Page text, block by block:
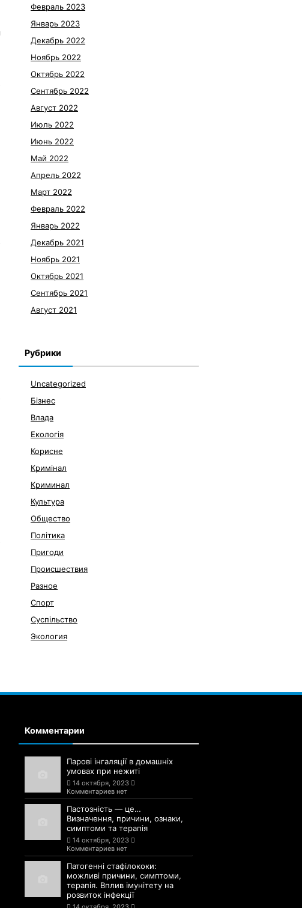
Февраль 2023
Январь 2023
Декабрь 2022
Ноябрь 2022
Октябрь 2022
Сентябрь 2022
Август 2022
Июль 2022
Июнь 2022
Май 2022
Апрель 2022
Март 2022
Февраль 2022
Январь 2022
Декабрь 2021
Ноябрь 2021
Октябрь 2021
Сентябрь 2021
Август 2021
Рубрики
Uncategorized
Бізнес
Влада
Екологія
Корисне
Кримінал
Криминал
Культура
Общество
Політика
Пригоди
Происшествия
Разное
Спорт
Суспільство
Экология
Комментарии
Парові інгаляції в домашніх
умовах при нежиті
14 октября, 2023
Комментариев нет
Пастозність — це…
Визначення, причини, ознаки,
симптоми та терапія
14 октября, 2023
Комментариев нет
Патогенні стафілококи:
можливі причини, симптоми,
терапія. Вплив імунітету на
розвиток інфекції